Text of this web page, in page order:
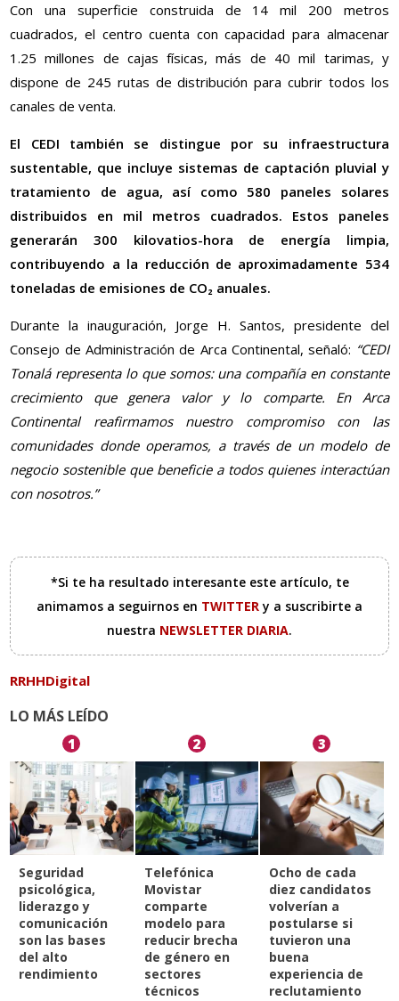
Con una superficie construida de 14 mil 200 metros
cuadrados, el centro cuenta con capacidad para almacenar
1.25 millones de cajas físicas, más de 40 mil tarimas, y
dispone de 245 rutas de distribución para cubrir todos los
canales de venta.
El CEDI también se distingue por su infraestructura
sustentable, que incluye sistemas de captación pluvial y
tratamiento de agua, así como 580 paneles solares
distribuidos en mil metros cuadrados. Estos paneles
generarán 300 kilovatios-hora de energía limpia,
contribuyendo a la reducción de aproximadamente 534
toneladas de emisiones de CO₂ anuales.
Durante la inauguración, Jorge H. Santos, presidente del
Consejo de Administración de Arca Continental, señaló: “CEDI
Tonalá representa lo que somos: una compañía en constante
crecimiento que genera valor y lo comparte. En Arca
Continental reafirmamos nuestro compromiso con las
comunidades donde operamos, a través de un modelo de
negocio sostenible que beneficie a todos quienes interactúan
con nosotros.”
*Si te ha resultado interesante este artículo, te
animamos a seguirnos en TWITTERy a suscribirte a
nuestra NEWSLETTER DIARIA.
RRHHDigital
LO MÁS LEÍDO
1
Seguridad
psicológica,
liderazgo y
comunicación
son las bases
del alto
rendimiento
2
Telefónica
Movistar
comparte
modelo para
reducir brecha
de género en
sectores
técnicos
3
Ocho de cada
diez candidatos
volverían a
postularse si
tuvieron una
buena
experiencia de
reclutamiento